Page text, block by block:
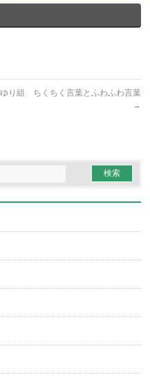
ゆり組 ちくちく言葉とふわふわ言葉
→